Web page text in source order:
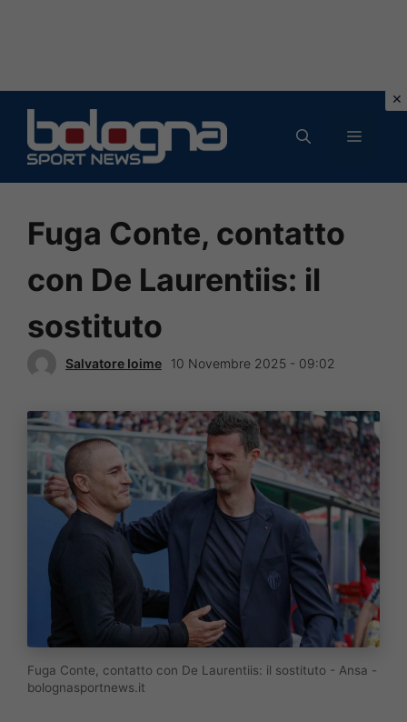
contenuto
MENU
Fuga Conte, contatto
con De Laurentiis: il
sostituto
Salvatore Ioime 10 Novembre 2025 - 09:02
Fuga Conte, contatto con De Laurentiis: il sostituto - Ansa -
bolognasportnews.it